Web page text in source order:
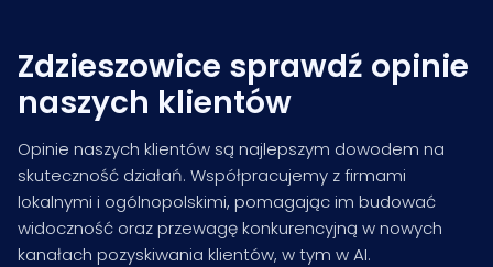
Zdzieszowice sprawdź opinie
naszych klientów
Opinie naszych klientów są najlepszym dowodem na
skuteczność działań. Współpracujemy z firmami
lokalnymi i ogólnopolskimi, pomagając im budować
widoczność oraz przewagę konkurencyjną w nowych
kanałach pozyskiwania klientów, w tym w AI.